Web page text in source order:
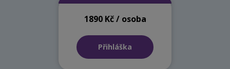
1890 Kč / osoba
Přihláška